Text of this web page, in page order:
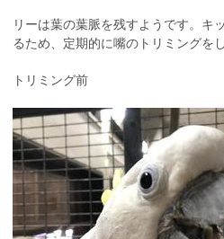
リーは葉の葉脈を残すようです。キ
るため、定期的に嘴のトリミングを
トリミング前